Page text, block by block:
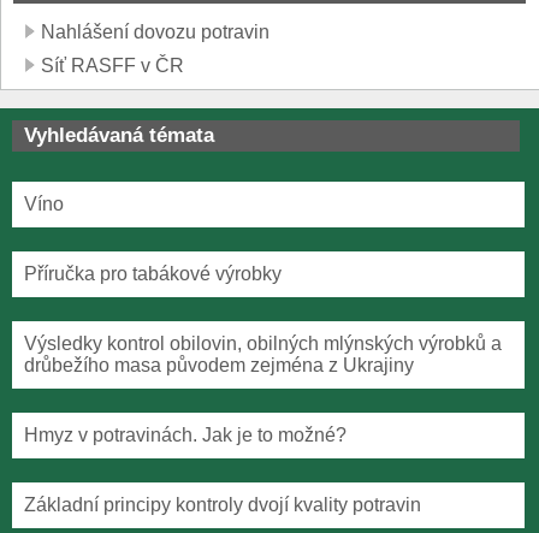
Nahlášení dovozu potravin
Síť RASFF v ČR
Vyhledávaná témata
Víno
Příručka pro tabákové výrobky
Výsledky kontrol obilovin, obilných mlýnských výrobků a
drůbežího masa původem zejména z Ukrajiny
Hmyz v potravinách. Jak je to možné?
Základní principy kontroly dvojí kvality potravin